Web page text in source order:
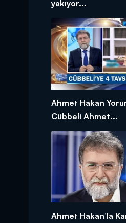
yakıyor...
Ahmet Hakan
Cübbeli Ahmet...
Ahmet Hakan’la